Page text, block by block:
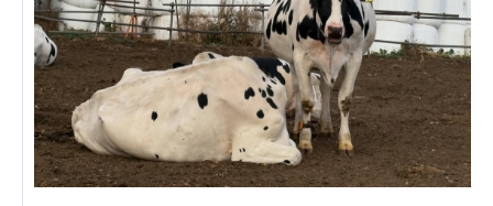
社会福祉法人 共生会
特別養護老人ホーム 共生の家
株式会社 アジアメデカ元気事業団
アジアメデカ元気事業団
株式会社 爽やかな風九州
爽やかな風九州
株式会社 七星
七星